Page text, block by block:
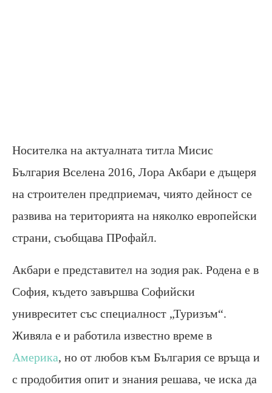
Носителка на актуалната титла Мисис
България Вселена 2016, Лора Акбари е дъщеря
на строителен предприемач, чиято дейност се
развива на територията на няколко европейски
страни, съобщава ПРофайл.
Акбари е представител на зодия рак. Родена е в
София, където завършва Софийски
унивреситет със специалност „Туризъм“.
Живяла е и работила известно време в
Америка, нo от любов към България се връща и
с продобития опит и знания решава, че иска да